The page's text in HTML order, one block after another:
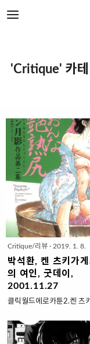
'Critique' 카
Critique/리뷰 · 2019. 1. 8.
박석환, 켄 츠키가게
의 여인, 굿데이,
2001.11.27
클릭월드에로카툰2.켄 츠
부스스한 얼굴로 현관까지
웅하는 아내. 남편이 퇴근